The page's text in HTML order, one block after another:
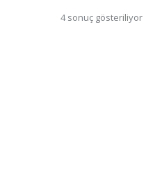
4 sonuç gösteriliyor